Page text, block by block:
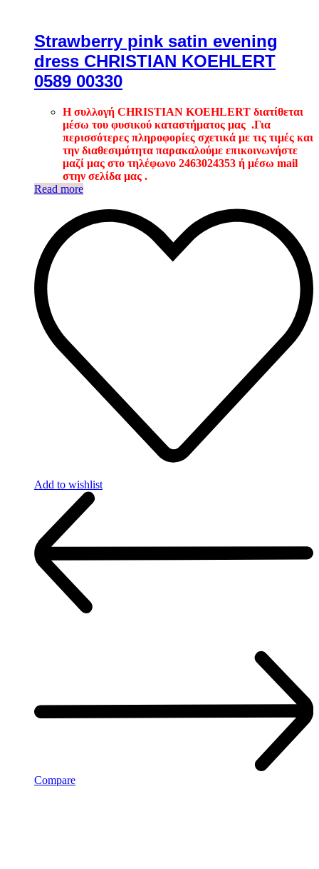
Strawberry pink satin evening
dress CHRISTIAN KOEHLERT
0589 00330
Η συλλογή CHRISTIAN KOEHLERT διατίθεται
μέσω του φυσικού καταστήματος μας .Για
περισσότερες πληροφορίες σχετικά με τις τιμές και
την διαθεσιμότητα παρακαλούμε επικοινωνήστε
μαζί μας στο τηλέφωνο 2463024353 ή μέσω mail
στην σελίδα μας .
Read more
Add to wishlist
Compare